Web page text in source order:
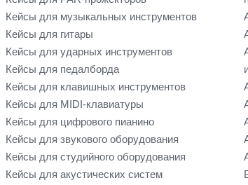
Кейсы для музыкальных инструментов
Кейсы для гитары
Кейсы для ударных инструментов
Кейсы для педалборда
Кейсы для клавишных инструментов
Кейсы для MIDI-клавиатуры
Кейсы для цифрового пианино
Кейсы для звукового оборудования
Кейсы для студийного оборудования
Кейсы для акустических систем